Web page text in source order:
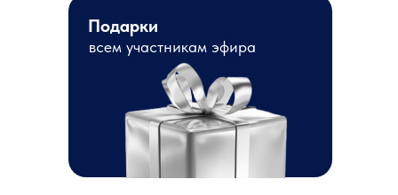
всем участникам эфира
Подарки